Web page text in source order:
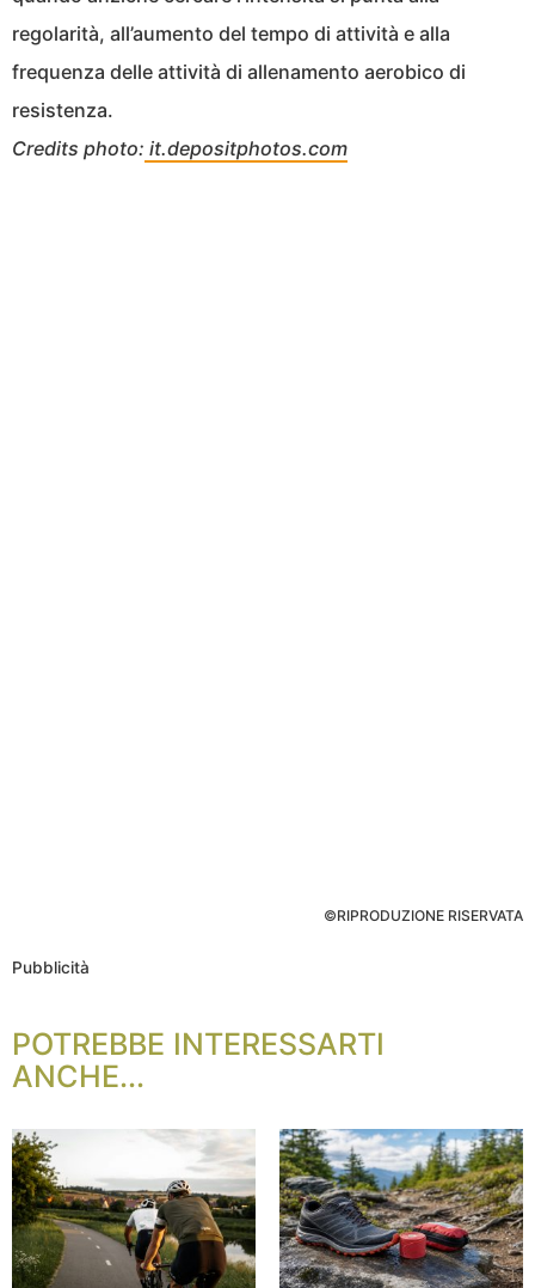
regolarità, all’aumento del tempo di attività e alla
frequenza delle attività di allenamento aerobico di
resistenza.
Credits photo: it.depositphotos.com
©RIPRODUZIONE RISERVATA
Pubblicità
POTREBBE INTERESSARTI
ANCHE...